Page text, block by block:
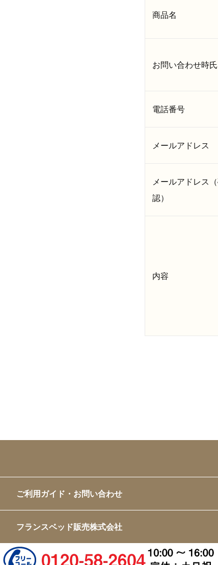
商品名
お問い合わせ時
電話番号
メールアドレス
メールアドレス
認）
内容
ご利用ガイド・お問い合わせ
フランスベッド販売株式会社